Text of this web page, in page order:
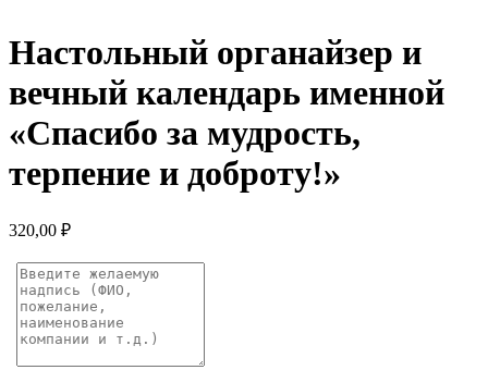
Настольный органайзер и
вечный календарь именной
«Спасибо за мудрость,
терпение и доброту!»
320,00 ₽